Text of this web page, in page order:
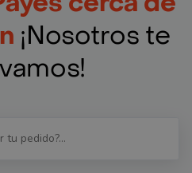
¡Nosotros te